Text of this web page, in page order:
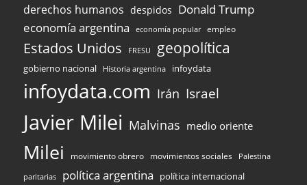
derechos humanos despidos Donald Trump
economía argentina
economía popular empleo
Estados Unidos FRESU geopolítica
gobierno nacional Historia argentina infoydata
infoydata.com Irán Israel
Javier Milei Malvinas medio oriente
Milei movimiento obrero movimientos sociales Palestina
paritarias política argentina política internacional